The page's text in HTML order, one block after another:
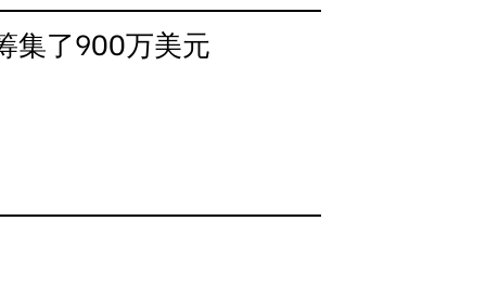
集了900万美元